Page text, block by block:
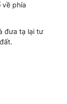
về phía
đưa tạ lại tư